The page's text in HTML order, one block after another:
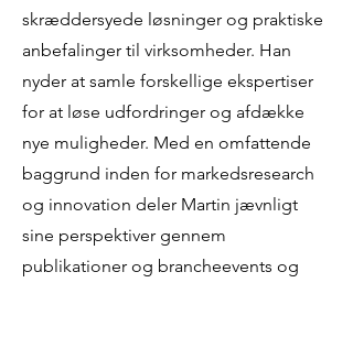
skræddersyede løsninger og praktiske
anbefalinger til virksomheder. Han
nyder at samle forskellige ekspertiser
for at løse udfordringer og afdække
nye muligheder. Med en omfattende
baggrund inden for markedsresearch
og innovation deler Martin jævnligt
sine perspektiver gennem
publikationer og brancheevents og